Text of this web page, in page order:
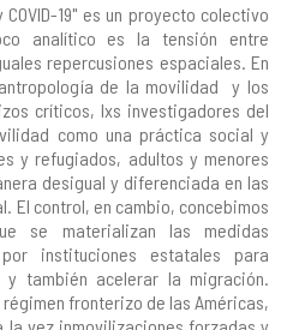
19" es un proyecto colectivo
analítico es la tensión entre
repercusiones espaciales. En
de la movilidad y los
críticos, lxs investigadores del
como una práctica social y
y refugiados, adultos y menores
desigual y diferenciada en las
El control, en cambio, concebimos
se materializan las medidas
instituciones estatales para
también acelerar la migración.
fronterizo de las Américas,
vez inmovilizaciones forzadas y